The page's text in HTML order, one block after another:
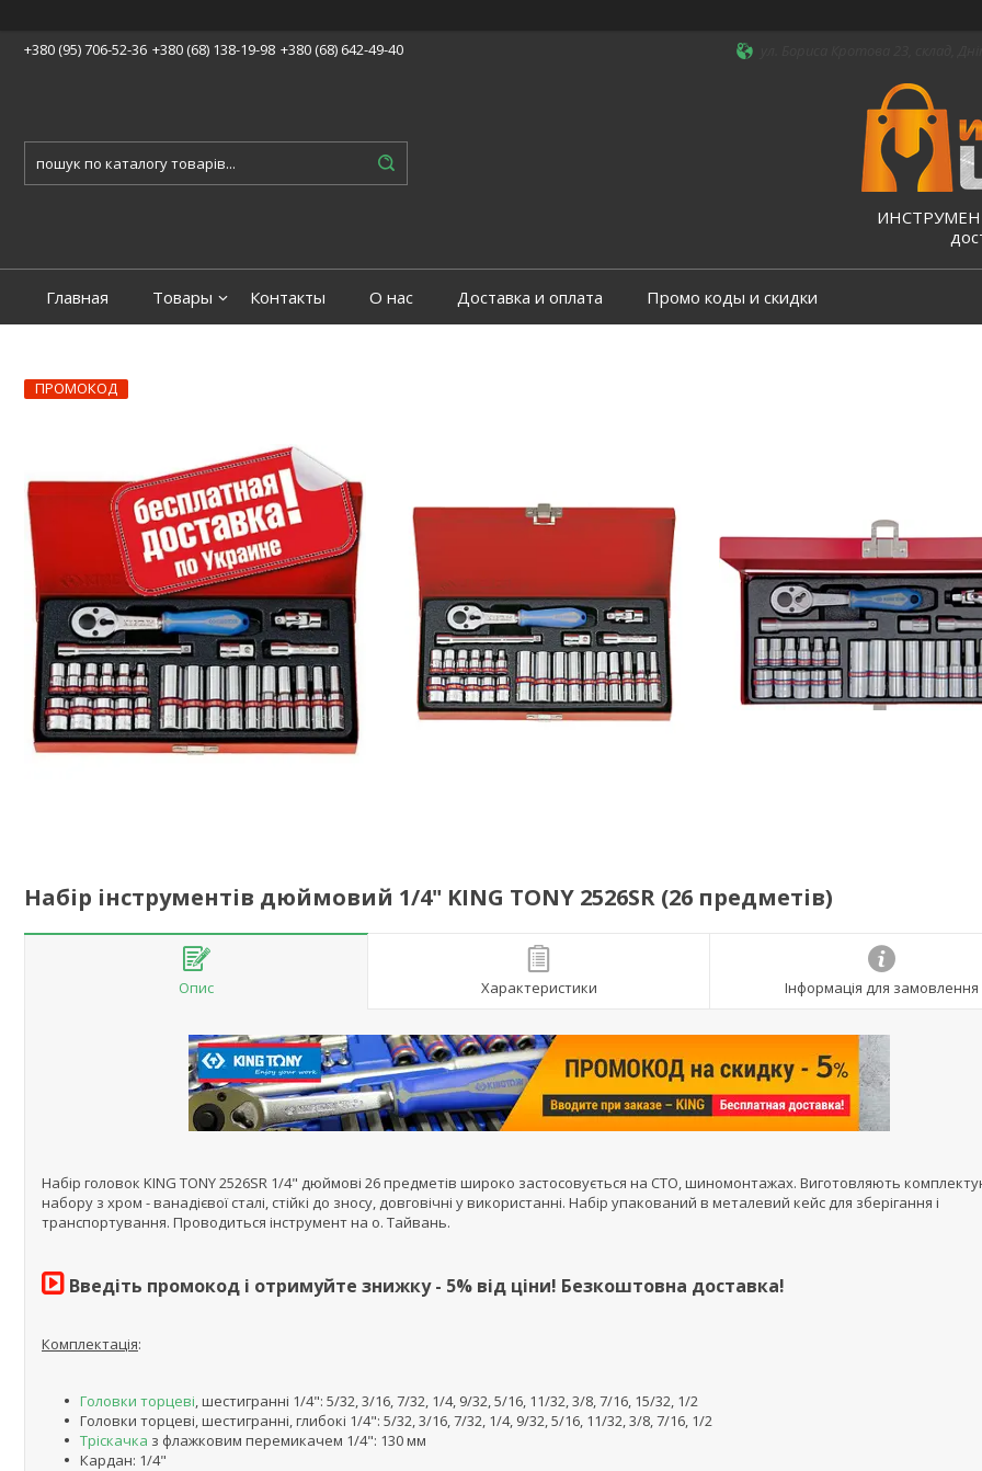
+380 (95) 706-52-36 +380 (68) 138-19-98 +380 (68) 642-49-40
Главная Товары Контакты О нас Доставка и оплата Промо коды и скидки
ПРОМОКОД
Набір інструментів дюймовий 1/4" KING TONY 2526SR (26 предметів)
Опис Характеристики Інформація для замовлення
Набір головок KING TONY 2526SR 1/4" дюймові 26 предметів широко застосовується на СТО, шиномонтажах. Виготовляють
набору з хром - ванадієвої сталі, стійкі до зносу, довговічні у використанні. Набір упакований в металевий кейс для зберігання і
транспортування. Проводиться інструмент на о. Тайвань.
Введіть промокод і отримуйте знижку - 5% від ціни! Безкоштовна доставка!
Комплектація:
Головки торцеві, шестигранні 1/4": 5/32, 3/16, 7/32, 1/4, 9/32, 5/16, 11/32, 3/8, 7/16, 15/32, 1/2
Головки торцеві, шестигранні, глибокі 1/4": 5/32, 3/16, 7/32, 1/4, 9/32, 5/16, 11/32, 3/8, 7/16, 1/2
Тріскачка з флажковим перемикачем 1/4": 130 мм
Кардан: 1/4"